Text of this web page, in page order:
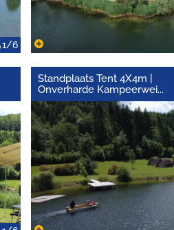
1/6
Standplaats Tent 4X4m |
Onverharde Kampeerwei...